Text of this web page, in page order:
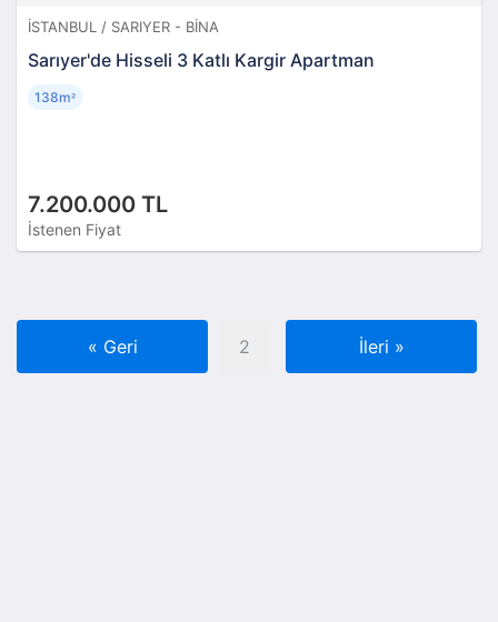
İSTANBUL / SARIYER - BINA
Sarıyer'de Hisseli 3 Katlı Kargir Apartman
7.200.000 TL
İstenen Fiyat
138m²
« Geri 2 İleri »